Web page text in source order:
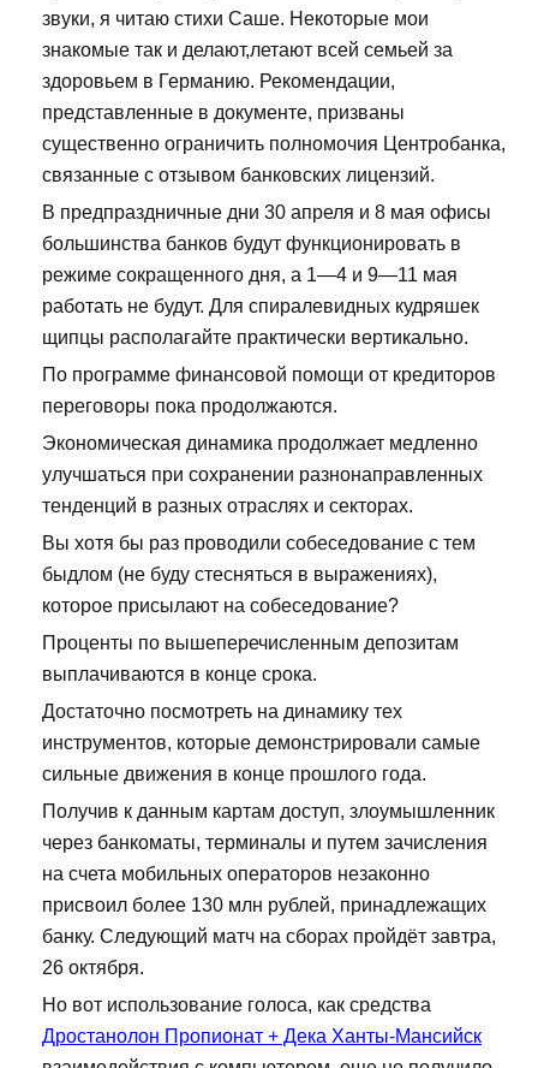
звуки, я читаю стихи Саше. Некоторые мои
знакомые так и делают,летают всей семьей за
здоровьем в Германию. Рекомендации,
представленные в документе, призваны
существенно ограничить полномочия Центробанка,
связанные с отзывом банковских лицензий.
В предпраздничные дни 30 апреля и 8 мая офисы
большинства банков будут функционировать в
режиме сокращенного дня, а 1—4 и 9—11 мая
работать не будут. Для спиралевидных кудряшек
щипцы располагайте практически вертикально.
По программе финансовой помощи от кредиторов
переговоры пока продолжаются.
Экономическая динамика продолжает медленно
улучшаться при сохранении разнонаправленных
тенденций в разных отраслях и секторах.
Вы хотя бы раз проводили собеседование с тем
быдлом (не буду стесняться в выражениях),
которое присылают на собеседование?
Проценты по вышеперечисленным депозитам
выплачиваются в конце срока.
Достаточно посмотреть на динамику тех
инструментов, которые демонстрировали самые
сильные движения в конце прошлого года.
Получив к данным картам доступ, злоумышленник
через банкоматы, терминалы и путем зачисления
на счета мобильных операторов незаконно
присвоил более 130 млн рублей, принадлежащих
банку. Следующий матч на сборах пройдёт завтра,
26 октября.
Но вот использование голоса, как средства
Дростанолон Пропионат + Дека Ханты-Мансийск